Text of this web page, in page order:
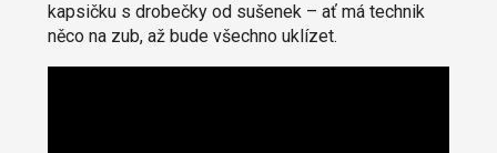
kapsičku s drobečky od sušenek – ať má technik
něco na zub, až bude všechno uklízet.